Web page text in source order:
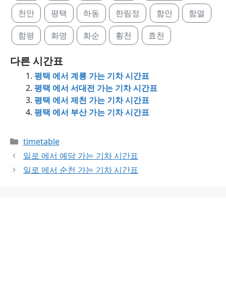
천안 평택 하동 한림정 함안 함열
함평 화명 화순 횡천 효천
다른 시간표
평택 에서 계룡 가는 기차 시간표
평택 에서 서대전 가는 기차 시간표
평택 에서 제천 가는 기차 시간표
평택 에서 부산 가는 기차 시간표
Categories
timetable
일로 에서 예당 가는 기차 시간표
일로 에서 순천 가는 기차 시간표